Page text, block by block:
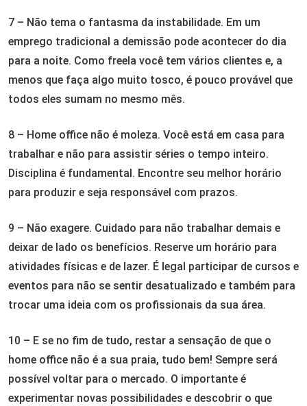
7 – Não tema o fantasma da instabilidade. Em um
emprego tradicional a demissão pode acontecer do dia
para a noite. Como freela você tem vários clientes e, a
menos que faça algo muito tosco, é pouco provável que
todos eles sumam no mesmo mês.
8 – Home office não é moleza. Você está em casa para
trabalhar e não para assistir séries o tempo inteiro.
Disciplina é fundamental. Encontre seu melhor horário
para produzir e seja responsável com prazos.
9 – Não exagere. Cuidado para não trabalhar demais e
deixar de lado os benefícios. Reserve um horário para
atividades físicas e de lazer. É legal participar de cursos e
eventos para não se sentir desatualizado e também para
trocar uma ideia com os profissionais da sua área.
10 – E se no fim de tudo, restar a sensação de que o
home office não é a sua praia, tudo bem! Sempre será
possível voltar para o mercado. O importante é
experimentar novas possibilidades e descobrir o que